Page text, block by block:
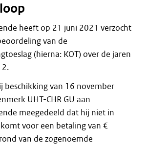
heeft op 21 juni 2021 verzocht
van de
(hierna: KOT) over de jaren
beschikking van 16 november
UHT-CHR GU aan
meegedeeld dat hij niet in
voor een betaling van €
van de zogenoemde